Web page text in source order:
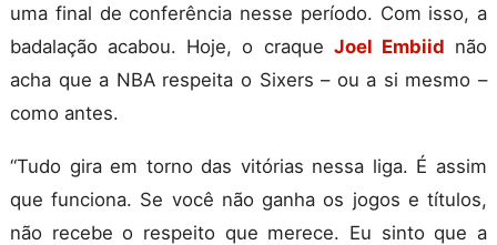
uma final de conferência nesse período. Com isso, a
badalação acabou. Hoje, o craque Joel Embiid não
acha que a NBA respeita o Sixers – ou a si mesmo –
como antes.
“Tudo gira em torno das vitórias nessa liga. É assim
que funciona. Se você não ganha os jogos e títulos,
não recebe o respeito que merece. Eu sinto que a